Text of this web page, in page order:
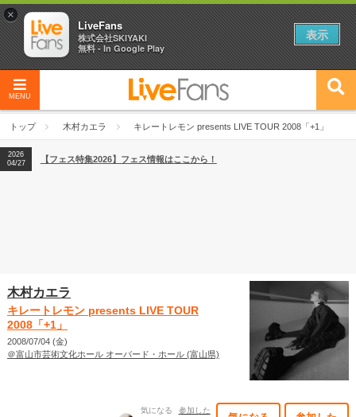
MENU
トップ 木村カエラ キレートレモン presents LIVE TOUR 2008「+1」
2026
04/27
2026
【ライブ動員ランキング】2026年上半期編発表！
2026
04/27
【フェス特集2026】フェス情報はここから！
木村カエラ
キレートレモン presents LIVE TOUR
2008「+1」
2008/07/04 (金)
＠富山市芸術文化ホール オーバード・ホール (富山県)
気になる 参加した
×
LiveFans
株式会社SKIYAKI
無料 - In Google Play
表示